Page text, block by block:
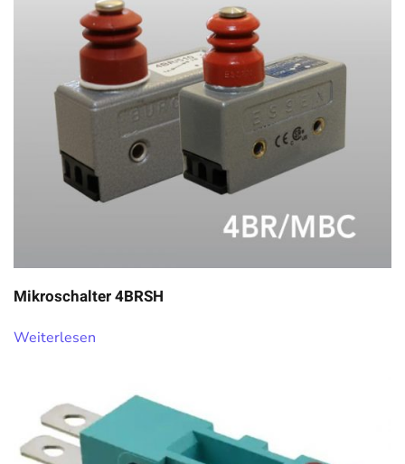
Mikroschalter 4BRSH
Weiterlesen